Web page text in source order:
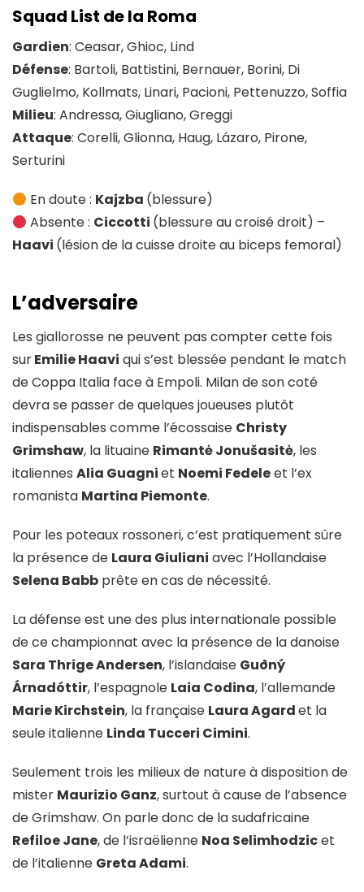
Squad List de la Roma
Gardien: Ceasar, Ghioc, Lind
Défense: Bartoli, Battistini, Bernauer, Borini, Di
Guglielmo, Kollmats, Linari, Pacioni, Pettenuzzo, Soffia
Milieu: Andressa, Giugliano, Greggi
Attaque: Corelli, Glionna, Haug, Lázaro, Pirone,
Serturini
En doute : Kajzba (blessure)
Absente : Ciccotti (blessure au croisé droit) –
Haavi (lésion de la cuisse droite au biceps femoral)
L’adversaire
Les giallorosse ne peuvent pas compter cette fois
surEmilie Haavi qui s’est blessée pendant le match
de Coppa Italia face à Empoli. Milan de son coté
devra se passer de quelques joueuses plutôt
indispensables comme l’écossaise Christy
Grimshaw, la lituaine Rimantė Jonušasitė, les
italiennes Alia Guagniet Noemi Fedeleet l’ex
romanista Martina Piemonte.
Pour les poteaux rossoneri, c’est pratiquement sûre
la présence de Laura Giuliani avec l’Hollandaise
Selena Babb prête en cas de nécessité.
La défense est une des plus internationale possible
de ce championnat avec la présence de la danoise
Sara Thrige Andersen, l’islandaise Guðný
Árnadóttir, l’espagnole Laia Codina, l’allemande
Marie Kirchstein, la française Laura Agardet la
seule italienne Linda Tucceri Cimini.
Seulement trois les milieux de nature à disposition de
mister Maurizio Ganz, surtout à cause de l’absence
de Grimshaw. On parle donc de la sudafricaine
Refiloe Jane, de l’israëlienne Noa Selimhodzicet
de l’italienne Greta Adami.